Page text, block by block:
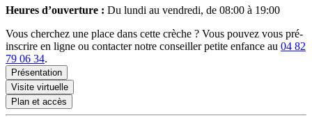
Heures d’ouverture : Du lundi au vendredi, de 08:00 à 19:00
Vous cherchez une place dans cette crèche ? Vous pouvez vous pré-
inscrire en ligne ou contacter notre conseiller petite enfance au 04 82
79 06 34.
Présentation
Visite virtuelle
Plan et accès